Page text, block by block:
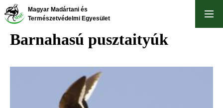
Ugrás
Magyar Madártani és
Természetvédelmi Egyesület
Barnahasú pusztaityúk